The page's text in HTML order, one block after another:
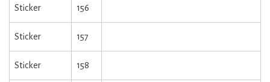
Sticker 156
Sticker 157
Sticker 158